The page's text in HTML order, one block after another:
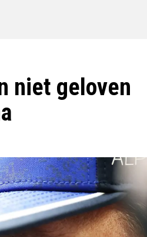
niet geloven